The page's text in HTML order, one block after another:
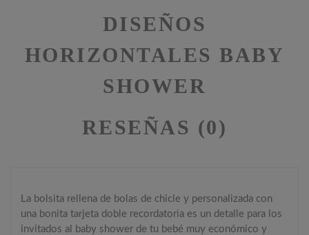
DISEÑOS
HORIZONTALES BABY
SHOWER
RESEÑAS (0)
La bolsita rellena de bolas de chicle y personalizada con
una bonita tarjeta doble recordatoria es un detalle para los
invitados al baby shower de tu bebé muy económico y